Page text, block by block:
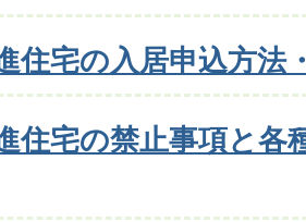
住宅の入居申込方法
住宅の禁止事項と各